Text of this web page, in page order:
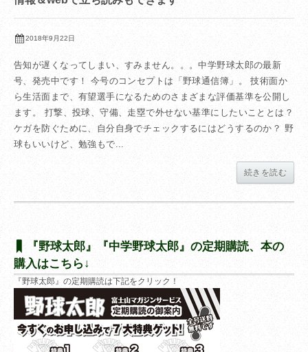
2018年9月22日
告知が遅くなってしまい、すみません。。。中学野球太郎の最新
号、発売中です！ 今号のコンセプトは「野球通信簿」。 技術面か
ら生活面まで、有望選手になるためのさまざまな評価基準を公開し
ます。 打撃、投球、守備、走塁で外せない基準にしたいこととは？
ケガを防ぐために、自分自身でチェックするにはどうするのか？ 野
球もいいけど、勉強もで...
続きを読む
『野球太郎』『中学野球太郎』の定期購読、本の
購入はこちら↓
『野球太郎』の定期購読は下記をクリック！